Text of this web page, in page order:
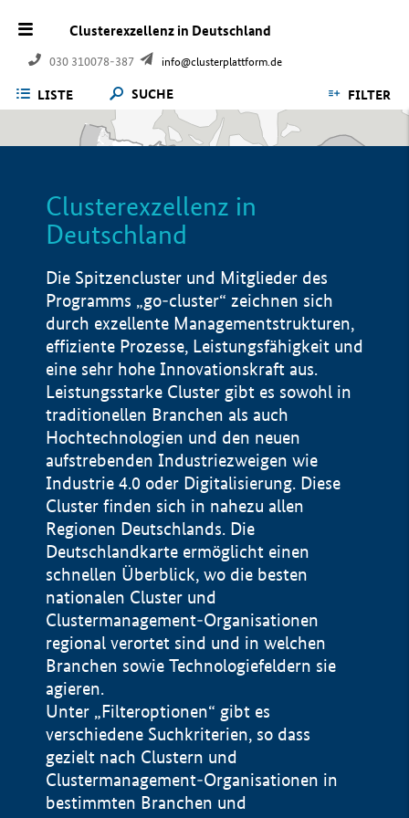
Clusterexzellenz in Deutschland
030 310078-387 info@clusterplattform.de
LISTE SUCHE FILTER
Clusterexzellenz in
Deutschland
Die Spitzencluster und Mitglieder des
Programms „go-cluster“ zeichnen sich
durch exzellente Managementstrukturen,
effiziente Prozesse, Leistungsfähigkeit und
eine sehr hohe Innovationskraft aus.
Leistungsstarke Cluster gibt es sowohl in
traditionellen Branchen als auch
Hochtechnologien und den neuen
aufstrebenden Industriezweigen wie
Industrie 4.0 oder Digitalisierung. Diese
Cluster finden sich in nahezu allen
Regionen Deutschlands. Die
Deutschlandkarte ermöglicht einen
schnellen Überblick, wo die besten
nationalen Cluster und
Clustermanagement-Organisationen
regional verortet sind und in welchen
Branchen sowie Technologiefeldern sie
agieren.
Unter „Filteroptionen“ gibt es
verschiedene Suchkriterien, so dass
gezielt nach Clustern und
Clustermanagement-Organisationen in
bestimmten Branchen und
Impressum
Datenschutzerklärung
BMWE, 2026 ©
100 km © Geobasis-DE / BKG 2015